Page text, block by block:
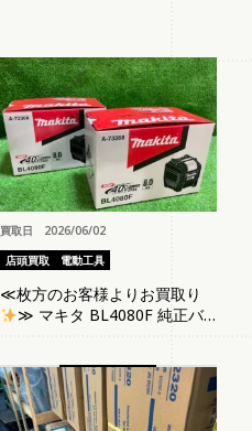
買取日 2026/06/02
店頭買取
電動工具
≪枚方のお客様よりお買取り
≫ マキタ BL4080F 純正バ